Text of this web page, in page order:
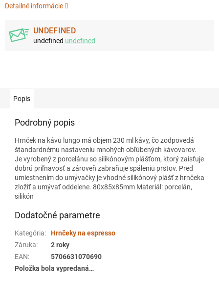
Detailné informácie
UNDEFINED
undefined undefined
Popis
Podrobný popis
Hrnček na kávu lungo má objem 230 ml kávy, čo zodpovedá
štandardnému nastaveniu mnohých obľúbených kávovarov.
Je vyrobený z porcelánu so silikónovým plášťom, ktorý zaisťuje
dobrú priľnavosť a zároveň zabraňuje spáleniu prstov. Pred
umiestnením do umývačky je vhodné silikónový plášť z hrnčeka
zložiť a umývať oddelene. 80x85x85mm Materiál: porcelán,
silikón
Dodatočné parametre
Kategória:
Hrnčeky na espresso
Záruka:
2 roky
EAN:
5706631070690
Položka bola vypredaná…